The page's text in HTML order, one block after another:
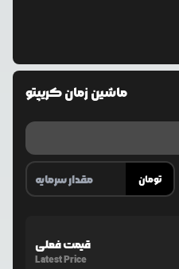
ماشین زمان کریپتو
تومان
قیمت فعلی
Latest Price